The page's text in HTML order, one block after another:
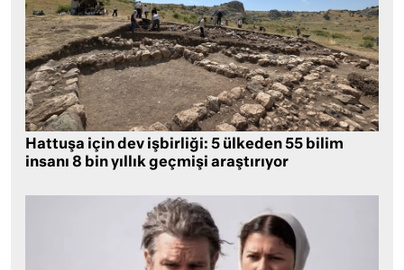
Hattuşa için dev işbirliği: 5 ülkeden 55 bilim
insanı 8 bin yıllık geçmişi araştırıyor